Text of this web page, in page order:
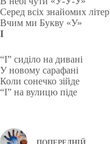
Серед всіх знайомих літер
Вчим ми Букву «У»
І
“І” сиділо на дивані
У новому сарафані
Коли сонечко зійде
“І” на вулицю піде